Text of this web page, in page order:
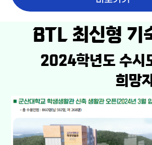
BTL 최신형 기
2024학년도 수시
희망